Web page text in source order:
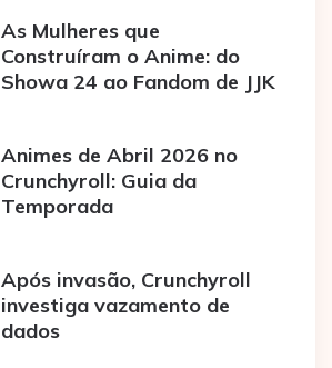
As Mulheres que
Construíram o Anime: do
Showa 24 ao Fandom de JJK
Animes de Abril 2026 no
Crunchyroll: Guia da
Temporada
Após invasão, Crunchyroll
investiga vazamento de
dados